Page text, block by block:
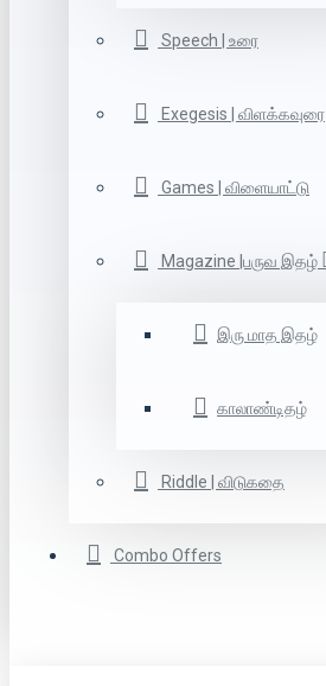
Speech | உரை
Exegesis | விளக்கவுரை
Games | விளையாட்டு
Magazine |பருவ இதழ்
இரு மாத இதழ்
காலாண்டிதழ்
Riddle | விடுகதை
Combo Offers